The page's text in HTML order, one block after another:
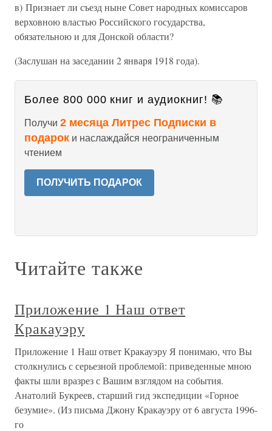
в) Признает ли съезд ныне Совет народных комиссаров
верховною властью Российского государства,
обязательною и для Донской области?
(Заслушан на заседании 2 января 1918 года).
Более 800 000 книг и аудиокниг! 📚
Получи 2 месяца Литрес Подписки в
подарок и наслаждайся неограниченным
чтением
ПОЛУЧИТЬ ПОДАРОК
Читайте также
Приложение 1 Наш ответ
Кракауэру
Приложение 1 Наш ответ Кракауэру Я понимаю, что Вы
столкнулись с серьезной проблемой: приведенные мною
факты шли вразрез с Вашим взглядом на события.
Анатолий Букреев, старший гид экспедиции «Горное
безумие». (Из письма Джону Кракауэру от 6 августа 1996-
го